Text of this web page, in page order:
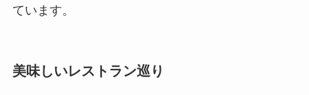
ています。
美味しいレストラン巡り